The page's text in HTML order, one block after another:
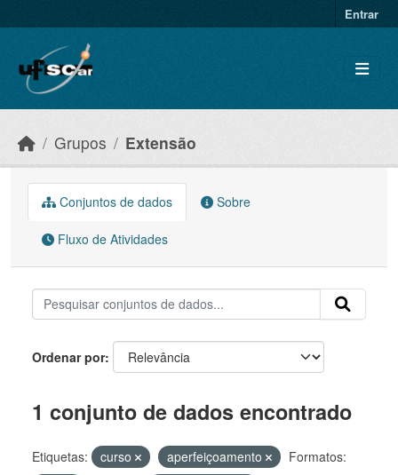
Entrar
Grupos Extensão
Conjuntos de dados Sobre
Fluxo de Atividades
Ordenar por
1 conjunto de dados encontrado
Etiquetas: curso aperfeiçoamento
Formatos: